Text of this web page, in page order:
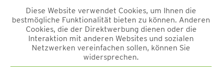
sowie Geschenkgutscheine sind vom Rabatt ausgeschlossen. Der
Rabattcode ist nicht mit anderen Aktionen oder Gutscheinen
kombinierbar. Der Mindestbestellwert beträgt 50 €
*Alle Preise verstehen sich inkl. Mehrwertsteuer und zzgl.
und ggf. Nachnahmegebühren, wenn nicht anders
Diese Website verwendet Cookies, um Ihnen die
bestmögliche Funktionalität bieten zu können. Anderen
Cookies, die der Direktwerbung dienen oder die
Interaktion mit anderen Websites und sozialen
Netzwerken vereinfachen sollen, können Sie
widersprechen.